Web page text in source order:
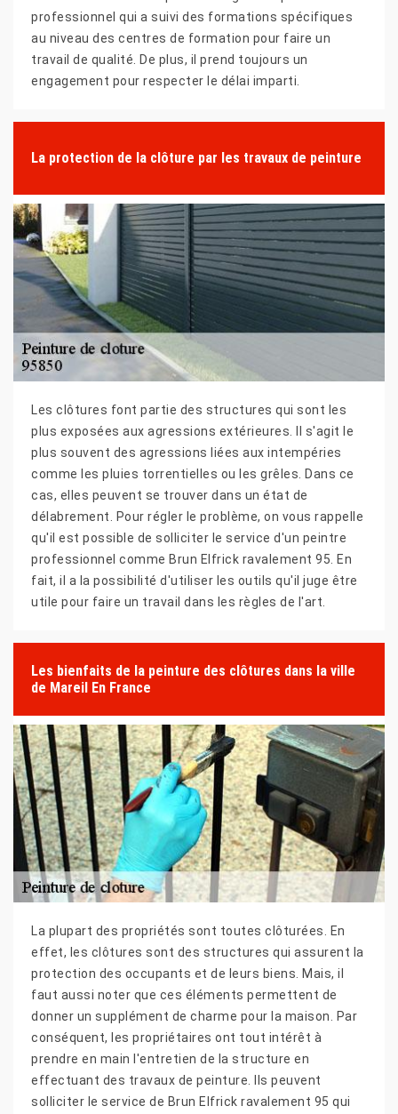
professionnel qui a suivi des formations spécifiques
au niveau des centres de formation pour faire un
travail de qualité. De plus, il prend toujours un
engagement pour respecter le délai imparti.
La protection de la clôture par les travaux de peinture
Les clôtures font partie des structures qui sont les
plus exposées aux agressions extérieures. Il s'agit le
plus souvent des agressions liées aux intempéries
comme les pluies torrentielles ou les grêles. Dans ce
cas, elles peuvent se trouver dans un état de
délabrement. Pour régler le problème, on vous rappelle
qu'il est possible de solliciter le service d'un peintre
professionnel comme Brun Elfrick ravalement 95. En
fait, il a la possibilité d'utiliser les outils qu'il juge être
utile pour faire un travail dans les règles de l'art.
Les bienfaits de la peinture des clôtures dans la ville
de Mareil En France
La plupart des propriétés sont toutes clôturées. En
effet, les clôtures sont des structures qui assurent la
protection des occupants et de leurs biens. Mais, il
faut aussi noter que ces éléments permettent de
donner un supplément de charme pour la maison. Par
conséquent, les propriétaires ont tout intérêt à
prendre en main l'entretien de la structure en
effectuant des travaux de peinture. Ils peuvent
solliciter le service de Brun Elfrick ravalement 95 qui